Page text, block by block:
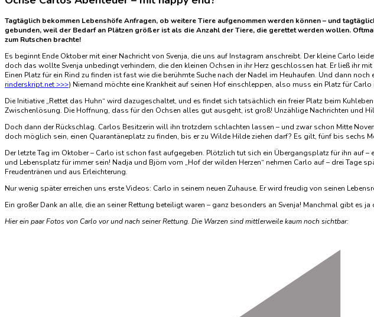
Tagtäglich bekommen Lebenshöfe Anfragen, ob weitere Tiere aufgenommen werden können – und
gebunden, weil der Bedarf an Plätzen größer ist als die Anzahl der Tiere, die gerettet werden wollen.
zum Rutschen brachte!
Es beginnt Ende Oktober mit einer Nachricht von Svenja, die uns auf Instagram anschreibt. Der kleine Carlo
doch das wollte Svenja unbedingt verhindern, die den kleinen Ochsen in ihr Herz geschlossen hat. Er ließ ihr
Einen Platz für ein Rind zu finden ist fast wie die berühmte Suche nach der Nadel im Heuhaufen. Und dann
rinderskript.net >>>) Niemand möchte eine Krankheit auf seinen Hof einschleppen, also muss ein Platz für
Die Initiative „Rettet das Huhn“ wird dazugeschaltet, und es findet sich tatsächlich ein freier Platz beim
Zwischenlösung. Die Hoffnung, dass für den Ochsen alles gut ausgeht, ist groß! Unzählige Nachrichten und
Doch dann der Rückschlag. Carlos Besitzerin will ihn trotzdem schlachten lassen – und zwar schon Mitte
doch möglich sein, einen Quarantäneplatz zu finden, bis er zu Wilde Hilde ziehen darf? Es gilt, fünf bis sechs
Der letzte Tag im Oktober – Carlo ist schon fast aufgegeben. Plötzlich tut sich ein Übergangsplatz für ihn auf
und Lebensplatz für immer sein! Nadja und Björn vom „Hof der wilden Herzen“ nehmen Carlo auf – drei Tage
Freudentränen und aus Erleichterung.
Nur wenig später erreichen uns erste Videos: Carlo in seinem neuen Zuhause. Er wird freudig von seinen
Ein großer Dank an alle, die an seiner Rettung beteiligt waren – ganz besonders an Svenja! Manchmal gibt es
Hier ein paar Fotos von Carlo vor und nach seiner Rettung. Die Warzen sind mittlerweile kaum noch sichtbar: